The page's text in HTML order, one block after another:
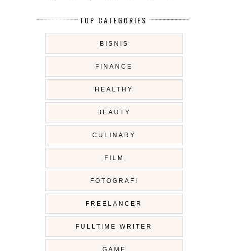
TOP CATEGORIES
BISNIS
FINANCE
HEALTHY
BEAUTY
CULINARY
FILM
FOTOGRAFI
FREELANCER
FULLTIME WRITER
GAME